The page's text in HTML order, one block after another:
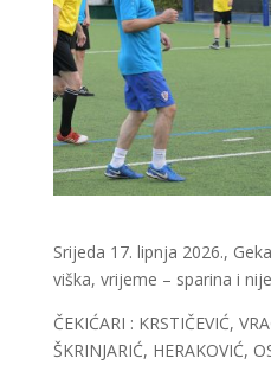
Srijeda 17. lipnja 2026.,
viška, vrijeme – sparina i
ČEKIĆARI : KRSTIČEVIĆ,
ŠKRINJARIĆ, HERAKOVIĆ,